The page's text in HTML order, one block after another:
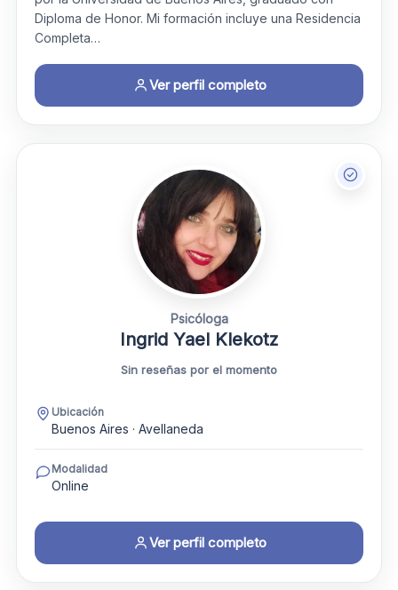
Diploma de Honor. Mi formación incluye una Residencia
Completa…
Ver perfil completo
Psicóloga
Ingrid Yael Klekotz
Sin reseñas por el momento
Ubicación
Buenos Aires · Avellaneda
Modalidad
Online
Ver perfil completo